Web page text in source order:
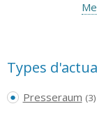
Types
Presseraum (3)